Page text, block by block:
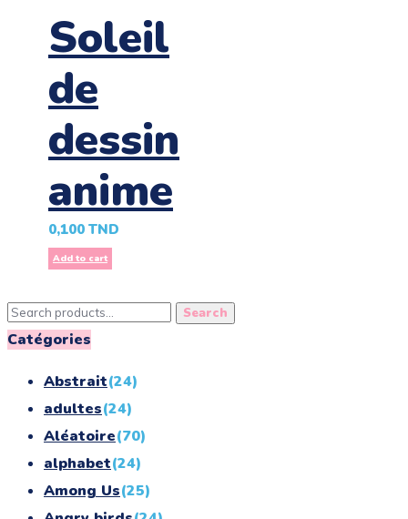
Soleil
de
dessin
anime
0,100 TND
Add to cart
Search
for:
Search
Catégories
Abstrait(24)
adultes(24)
Aléatoire(70)
alphabet(24)
Among Us(25)